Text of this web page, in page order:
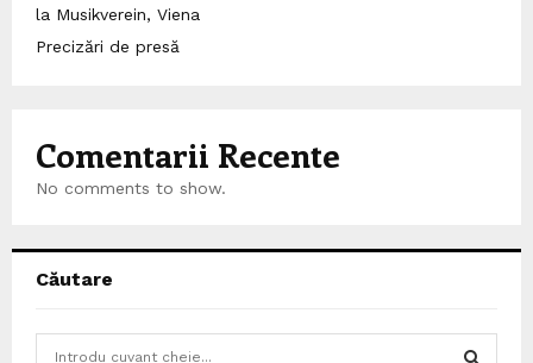
la Musikverein, Viena
Precizări de presă
Comentarii Recente
No comments to show.
Căutare